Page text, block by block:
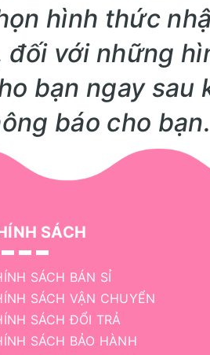
hình thức
với những
bạn ngay sau
báo cho bạn.
SÁCH
SÁCH BÁN SỈ
SÁCH VẬN CHUYỂN
SÁCH ĐỔI TRẢ
SÁCH BẢO HÀNH